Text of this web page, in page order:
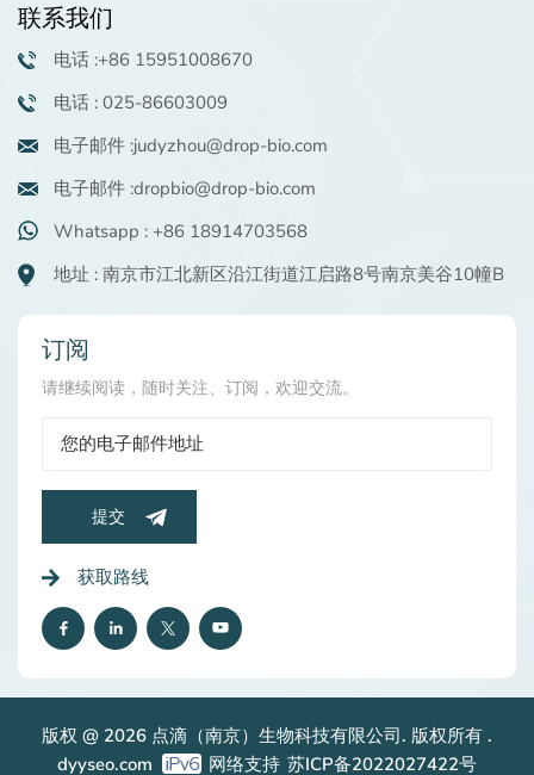
联系我们
电话 :+86 15951008670
电话 : 025-86603009
电子邮件 :judyzhou@drop-bio.com
电子邮件 :dropbio@drop-bio.com
Whatsapp : +86 18914703568
地址 : 南京市江北新区沿江街道江启路8号南京美谷10幢B
订阅
请继续阅读，随时关注、订阅，欢迎交流。
提交
获取路线
版权 @ 2026 点滴（南京）生物科技有限公司. 版权所有 .
dyyseo.com
网络支持 苏ICP备2022027422号